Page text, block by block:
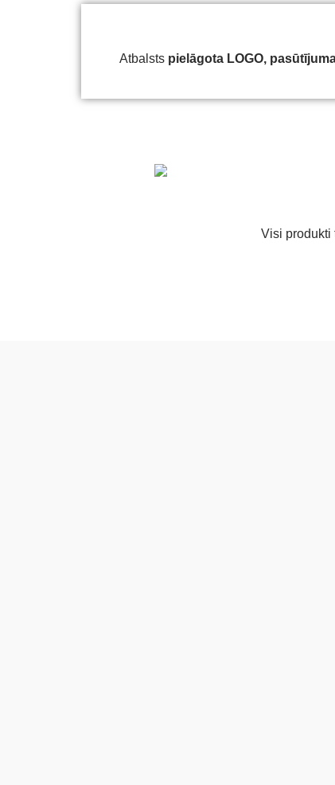
Atbalsts pielāgota LOGO,
Visi produkti